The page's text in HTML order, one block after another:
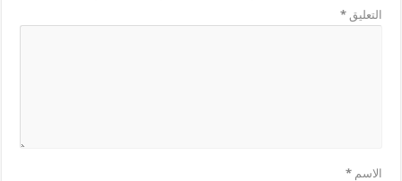
التعليق*
الاسم*